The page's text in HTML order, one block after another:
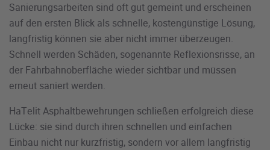
Sanierungsarbeiten sind oft gut gemeint und erscheinen
auf den ersten Blick als schnelle, kostengünstige Lösung,
langfristig können sie aber nicht immer überzeugen.
Schnell werden Schäden, sogenannte Reflexionsrisse, an
der Fahrbahnoberfläche wieder sichtbar und müssen
erneut saniert werden.
HaTelit Asphaltbewehrungen schließen erfolgreich diese
Lücke: sie sind durch ihren schnellen und einfachen
Einbau nicht nur kurzfristig, sondern vor allem langfristig